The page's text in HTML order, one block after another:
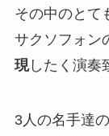
その中のとて
サクソフォン
現したく演奏
3人の名手達